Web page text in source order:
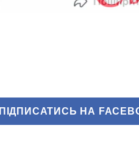
ПІДПИСАТИСЬ НА